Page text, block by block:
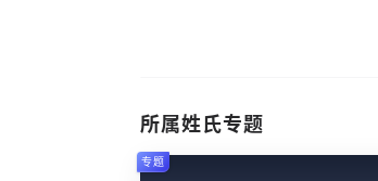
所属姓氏专题
专题